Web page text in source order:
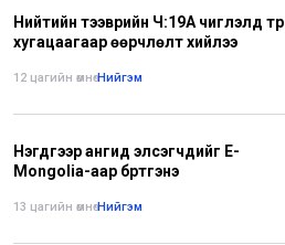
Нийтийн тээврийн Ч:19А чиглэлд түр
хугацаагаар өөрчлөлт хийлээ
12 цагийн өмнө•Нийгэм
Нэгдүгээр ангид элсэгчдийг E-
Mongolia-аар бүртгэнэ
13 цагийн өмнө•Нийгэм